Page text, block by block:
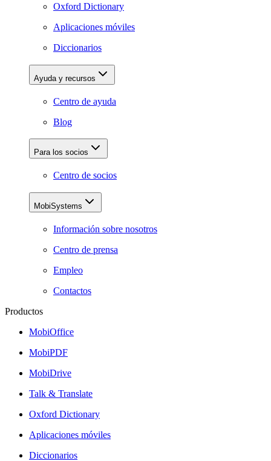
Oxford Dictionary
Aplicaciones móviles
Diccionarios
Ayuda y recursos
Centro de ayuda
Blog
Para los socios
Centro de socios
MobiSystems
Información sobre nosotros
Centro de prensa
Empleo
Contactos
Productos
MobiOffice
MobiPDF
MobiDrive
Talk & Translate
Oxford Dictionary
Aplicaciones móviles
Diccionarios